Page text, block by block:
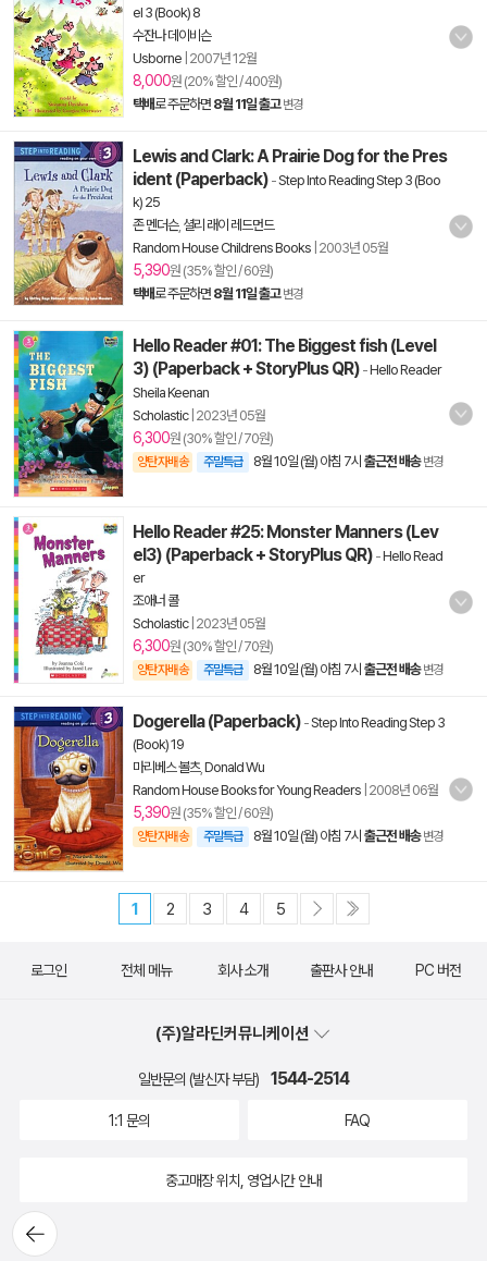
el 3 (Book) 8
수잔나 데이비슨
Usborne 2007년 12월
8,000원 (20% 할인 / 400원)
택배로 주문하면 8월 11일 출고 변경
Lewis and Clark: A Prairie Dog for the Pres
ident (Paperback) -Step Into Reading Step 3 (Boo
k) 25
존 멘더슨, 셜리 래이 레드먼드
Random House Childrens Books 2003년 05월
5,390원 (35% 할인 / 60원)
택배로 주문하면 8월 11일 출고 변경
Hello Reader #01: The Biggest fish (Level
3) (Paperback + StoryPlus QR) -Hello Reader
Sheila Keenan
Scholastic| 2023년 05월
6,300원 (30% 할인 / 70원)
양탄자배송 주말특급 8월 10일 (월) 아침 7시 출근전 배송 변경
Hello Reader #25: Monster Manners (Lev
el3) (Paperback + StoryPlus QR) -Hello Read
er
조애너 콜
Scholastic| 2023년 05월
6,300원 (30% 할인 / 70원)
양탄자배송 주말특급 8월 10일 (월) 아침 7시 출근전 배송 변경
Dogerella (Paperback) -Step Into Reading Step 3
(Book) 19
마리베스 볼츠, Donald Wu
Random House Books for Young Readers 2008년 06월
5,390원 (35% 할인 / 60원)
양탄자배송 주말특급 8월 10일 (월) 아침 7시 출근전 배송 변경
1 2 3 4 5
뒤로가
기
로그인 전체 메뉴 회사 소개 출판사 안내 PC 버전
(주)알라딘커뮤니케이션
일반문의 (발신자 부담) 1544-2514
1:1 문의 FAQ
중고매장 위치, 영업시간 안내